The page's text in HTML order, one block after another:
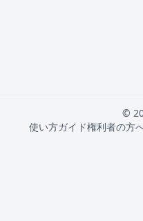
©
使い方ガイド権利者の方